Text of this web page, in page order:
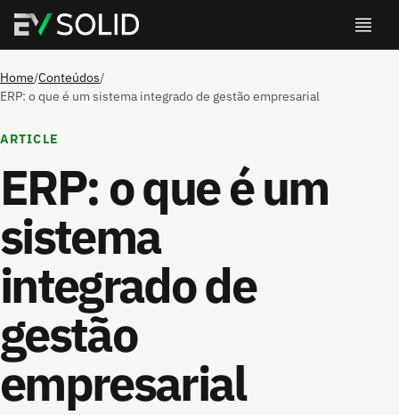
Home/Conteúdos/
ERP: o que é um sistema integrado de gestão empresarial
ARTICLE
ERP: o que é um
sistema
integrado de
gestão
empresarial